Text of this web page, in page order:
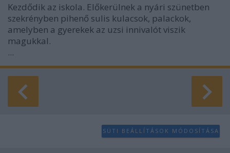
Kezdődik az iskola. Előkerülnek a nyári szünetben
szekrényben pihenő sulis kulacsok, palackok,
amelyben a gyerekek az uzsi innivalót viszik
magukkal.
...
SÜTI BEÁLLÍTÁSOK MÓDOSÍTÁSA